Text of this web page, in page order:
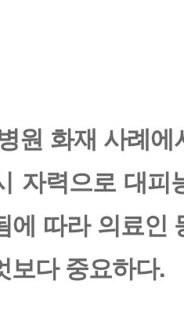
원 화재 사례
자력으로 대
에 따라 의료인
보다 중요하다.